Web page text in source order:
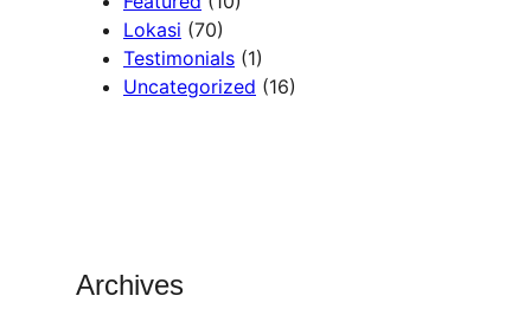
Lokasi (70)
Testimonials (1)
Uncategorized (16)
Archives